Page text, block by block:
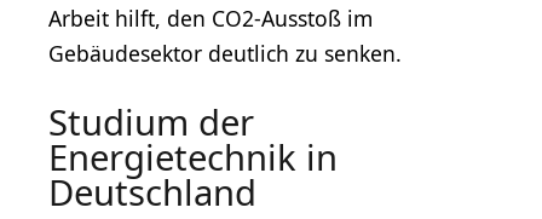
Arbeit hilft, den CO2-Ausstoß im
Gebäudesektor deutlich zu senken.
Studium der
Energietechnik in
Deutschland